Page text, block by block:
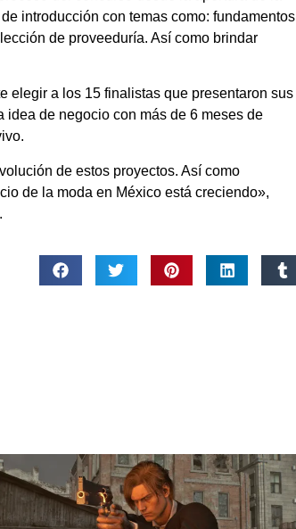
introducción con temas como: fundamentos
de proveeduría. Así como brindar
elegir a los 15 finalistas que presentaron sus
de negocio con más de 6 meses de
de estos proyectos. Así como
de la moda en México está creciendo»,